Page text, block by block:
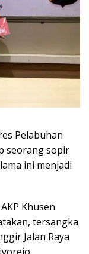
Pelabuhan
seorang sopir
ini menjadi
Khusen
tersangka
Jalan Raya